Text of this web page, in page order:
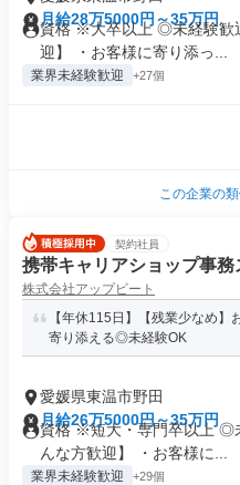
月給28万5000円～35万円
資格 ※大卒以上 ◎未経験歓
迎】 ・お客様に寄り添っ...
業界未経験歓迎 +27個
この企業の
契約社員
携帯キャリアショップ事務
株式会社アップビート
【年休115日】【残業少なめ
寄り添える◎未経験OK
愛媛県東温市野田
月給26万5000円～35万円
資格 ※短大・専門卒以上 ◎
んな方歓迎】 ・お客様に...
業界未経験歓迎 +29個